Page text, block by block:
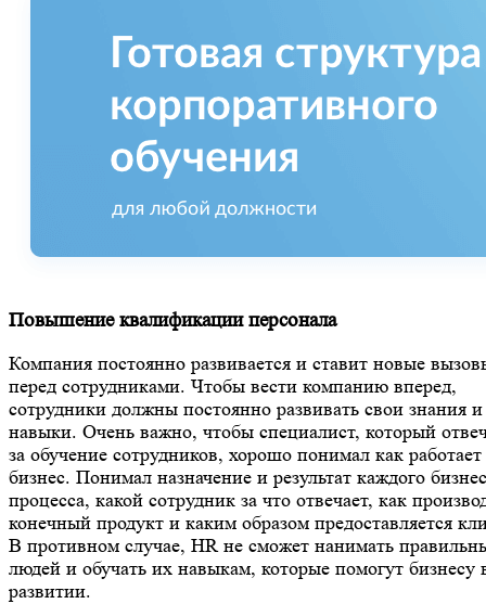
Повышение квалификации персонала
Компания постоянно развивается и ставит новые
перед сотрудниками. Чтобы вести компанию вперед,
сотрудники должны постоянно развивать свои знания и
навыки. Очень важно, чтобы специалист, который
за обучение сотрудников, хорошо понимал как работает
бизнес. Понимал назначение и результат каждого
процесса, какой сотрудник за что отвечает, как
конечный продукт и каким образом предоставляется
В противном случае, HR не сможет нанимать
людей и обучать их навыкам, которые помогут бизнесу
развитии.